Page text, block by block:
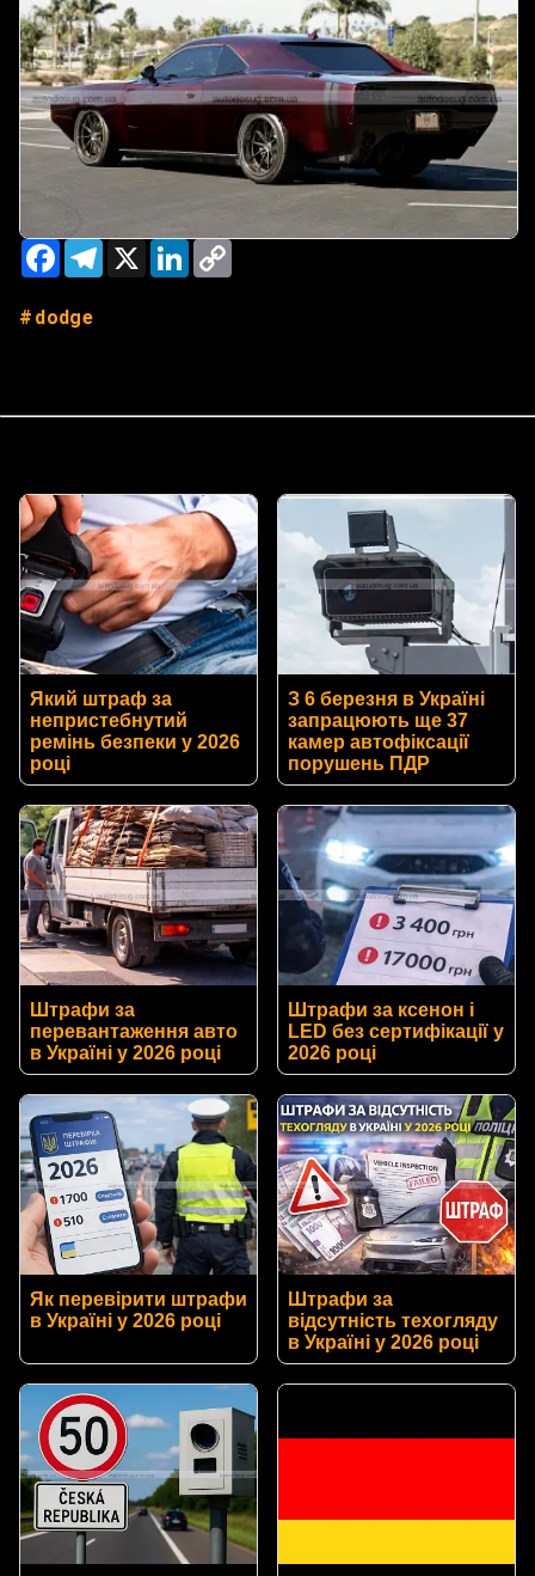
FacebookTelegram
X LinkedIn
dodge
Який штраф за
непристебнутий
ремінь безпеки у 2026
році
З 6 березня в Україні
запрацюють ще 37
камер автофіксації
порушень ПДР
Штрафи за
перевантаження авто
в Україні у 2026 році
Штрафи за ксенон і
LED без сертифікації у
2026 році
Як перевірити штрафи
в Україні у 2026 році
Штрафи за
відсутність техогляду
в Україні у 2026 році